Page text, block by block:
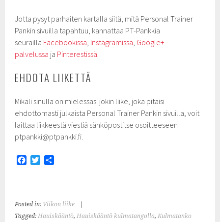
Jotta pysyt parhaiten kartalla siitä, mitä Personal Trainer
Pankin sivuilla tapahtuu, kannattaa PT-Pankkia
seurailla Facebookissa Instagramissa Google+ -
palvelussa ja Pinterestissä
EHDOTA LIIKETTÄ
Mikäli sinulla on mielessäsi jokin liike, joka pitäisi
ehdottomasti julkaista Personal Trainer Pankin sivuilla, voit
laittaa liikkeestä viestiä sähköpostitse osoitteeseen
ptpankki@ptpankki.fi.
o
o
e
r
Posted in: Viikon liike
Tagged: Hauiskääntö, Hauiskääntö kulmatangolla, Kulmatanko